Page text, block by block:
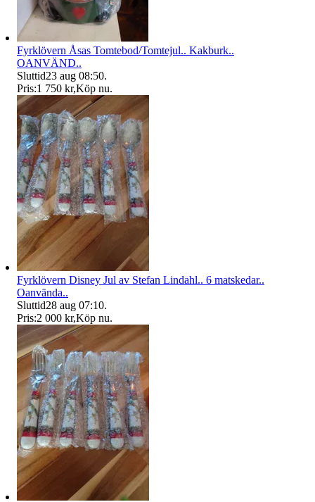
Fyrklövern Åsas Tomtebod/Tomtejul.. Kakburk..
OANVÄND..
Sluttid23 aug 08:50.
Pris:1 750 kr,Köp nu.
Fyrklövern Disney Jul av Stefan Lindahl.. 6 matskedar..
Oanvända..
Sluttid28 aug 07:10.
Pris:2 000 kr,Köp nu.